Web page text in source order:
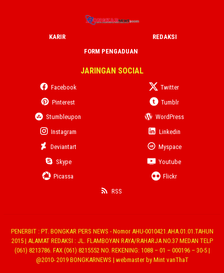
KARIR
REDAKSI
FORM PENGADUAN
JARINGAN SOCIAL
Facebook
Twitter
Pinterest
Tumblr
Stumbleupon
WordPress
Instagram
Linkedin
Deviantart
Myspace
Skype
Youtube
Picassa
Flickr
RSS
PENERBIT : PT. BONGKAR PERS NEWS - Nomor AHU-0010421.AHA.01.01.TAHUN
2015 | ALAMAT REDAKSI : JL. FLAMBOYAN RAYA/RAHARJA NO.37 MEDAN TELP
(061) 8213786. FAX (061) 8215552 NO. REKENING: 1088 – 01 – 000196 – 30-5 |
@2010- 2019 BONGKARNEWS | webmaster by Mint vanThaT